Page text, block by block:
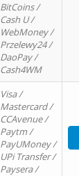
BitCoins /
Cash U /
WebMoney /
Przelewy24 /
DaoPay /
Cash4WM
Visa /
Mastercard /
CCAvenue /
Paytm /
PayUMoney /
UPi Transfer /
Paysera /